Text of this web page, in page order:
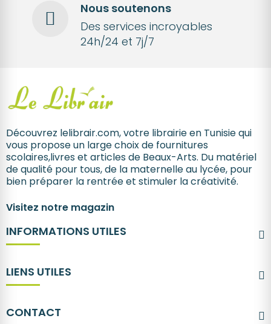
Nous soutenons
Des services incroyables
24h/24 et 7j/7
Découvrez lelibrair.com, votre librairie en Tunisie qui
vous propose un large choix de fournitures
scolaires,livres et articles de Beaux-Arts. Du matériel
de qualité pour tous, de la maternelle au lycée, pour
bien préparer la rentrée et stimuler la créativité.
Visitez notre magazin
INFORMATIONS UTILES
LIENS UTILES
CONTACT